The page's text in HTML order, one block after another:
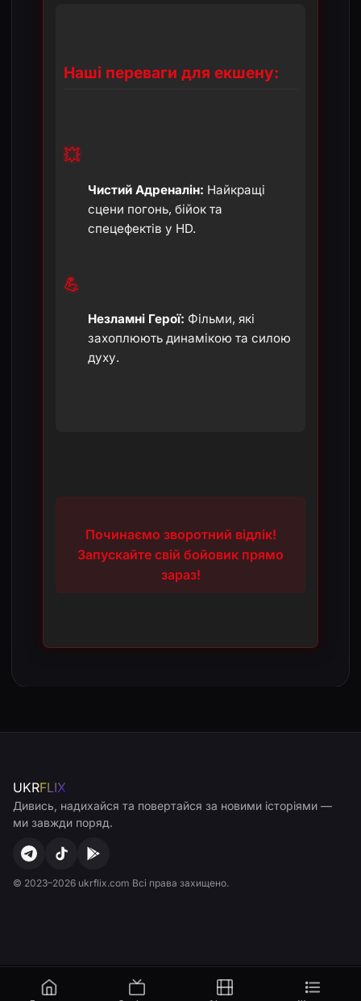
Наші переваги для екшену:
💥
Чистий Адреналін: Найкращі
сцени погонь, бійок та
спецефектів у HD.
💪
Незламні Герої: Фільми, які
захоплюють динамікою та силою
духу.
Починаємо зворотний відлік!
Запускайте свій бойовик прямо
зараз!
UKRFLIX
Дивись, надихайся та повертайся за новими історіями —
ми завжди поряд.
© 2023–2026 ukrflix.com Всі права захищено.